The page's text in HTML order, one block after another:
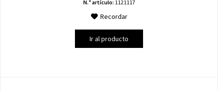
N.º artículo: 1121117
Recordar
Ir al producto